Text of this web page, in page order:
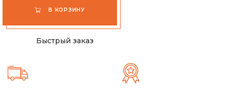
В КОРЗИНУ
Быстрый заказ